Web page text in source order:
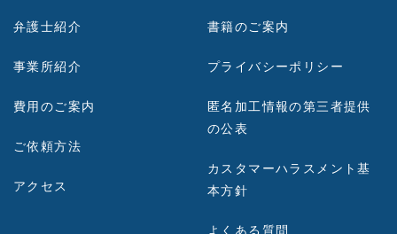
弁護士紹介
事業所紹介
費用のご案内
ご依頼方法
アクセス
書籍のご案内
プライバシーポリシー
匿名加工情報の第三者提供
の公表
カスタマーハラスメント基
本方針
よくある質問